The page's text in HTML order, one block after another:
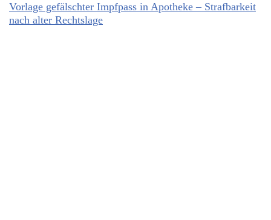
Vorlage gefälschter Impfpass in Apotheke – Strafbarkeit
nach alter Rechtslage